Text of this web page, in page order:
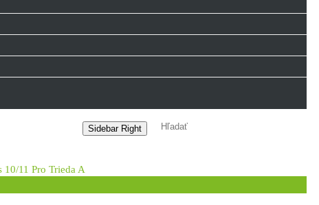
Sidebar Right
11 Pro Trieda A